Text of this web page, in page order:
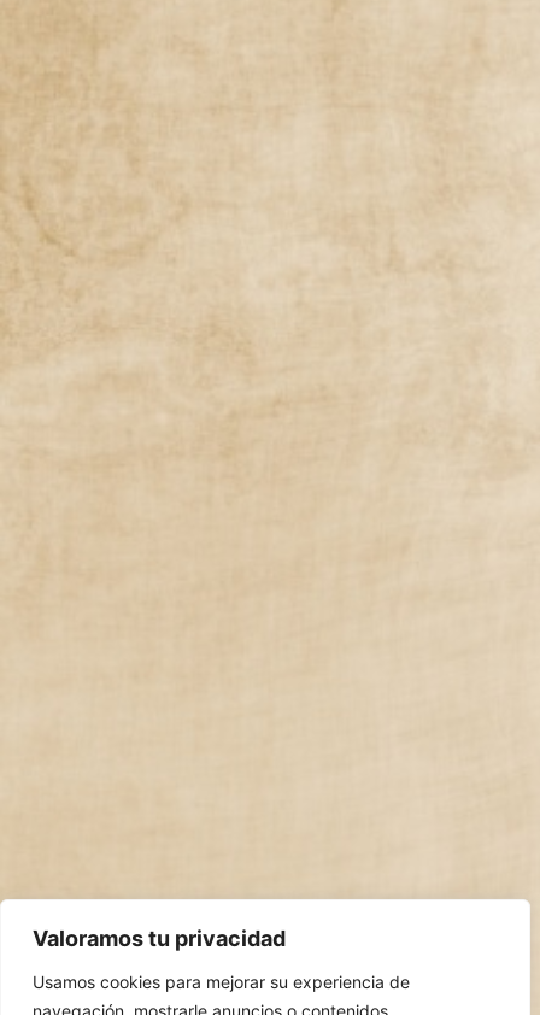
Valoramos tu privacidad
Usamos cookies para mejorar su experiencia de
navegación, mostrarle anuncios o contenidos